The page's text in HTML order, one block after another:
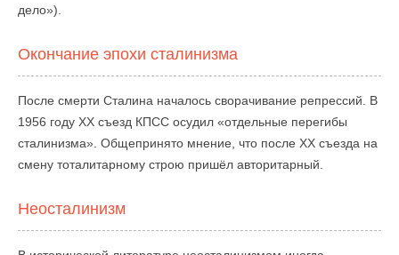
дело»).
Окончание эпохи сталинизма
После смерти Сталина началось сворачивание репрессий. В
1956 году ХХ съезд КПСС осудил «отдельные перегибы
сталинизма». Общепринято мнение, что после ХХ съезда на
смену тоталитарному строю пришёл авторитарный.
Неосталинизм